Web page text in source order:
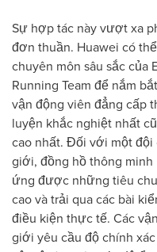
Sự hợp tác này vượt xa
đơn thuần. Huawei có
chuyên môn sâu sắc của
Running Team để nắm
vận động viên đẳng cấp
luyện khắc nghiệt nhất
cao nhất. Đối với một
giới, đồng hồ thông
ứng được những tiêu
cao và trải qua các bài
điều kiện thực tế. Các
giới yêu cầu độ chính